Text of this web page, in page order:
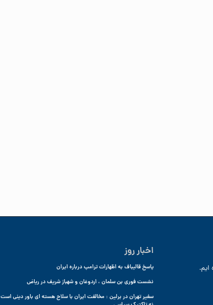
ایم.
اخبار روز
پاسخ قالیباف به اظهارات ترامپ درباره ایران
نشست فوری بن سلمان ، اردوغان و شهباز شریف در ریاض
سفیر تهران در برلین : مخالفت ایران با سلاح هسته ای باور دینی است